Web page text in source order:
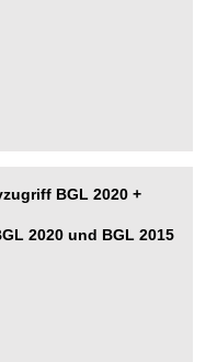
BGL 2020 +
2020 und BGL 2015